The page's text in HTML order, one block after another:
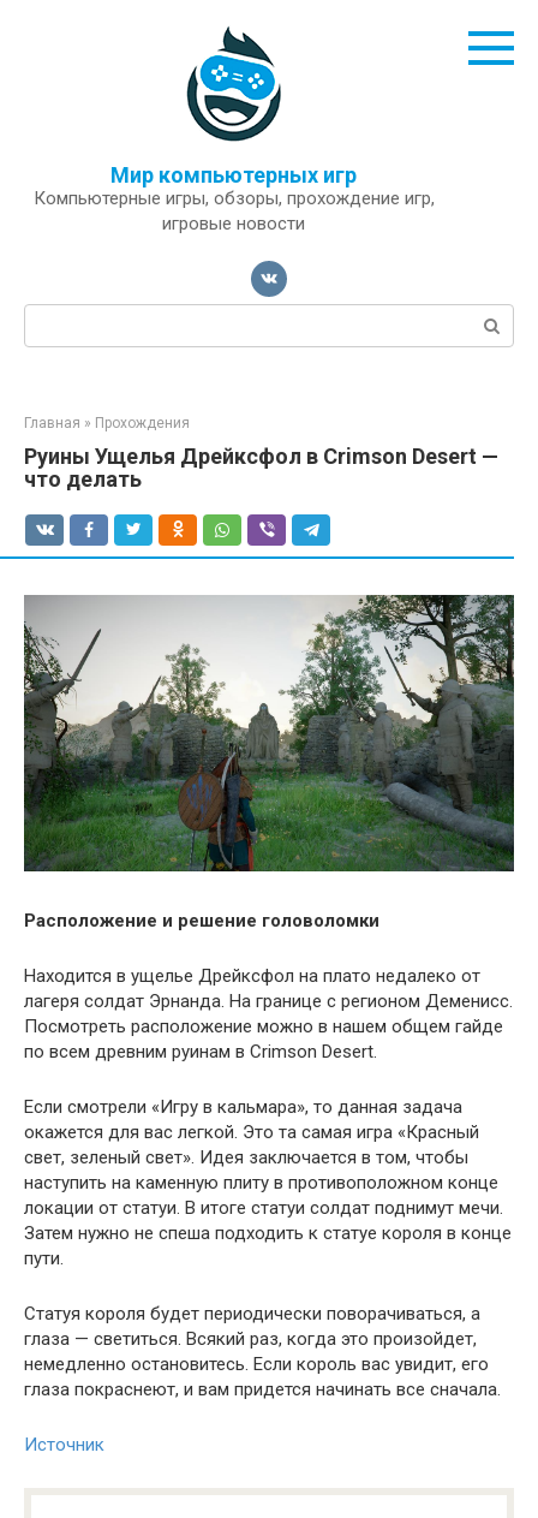
Мир компьютерных игр
Компьютерные игры, обзоры, прохождение игр,
игровые новости
Поиск:
Главная » Прохождения
Руины Ущелья Дрейксфол в Crimson Desert —
что делать
Расположение и решение головоломки
Находится в ущелье Дрейксфол на плато недалеко от
лагеря солдат Эрнанда. На границе с регионом Деменисс.
Посмотреть расположение можно в нашем общем гайде
по всем древним руинам в Crimson Desert.
Если смотрели «Игру в кальмара», то данная задача
окажется для вас легкой. Это та самая игра «Красный
свет, зеленый свет». Идея заключается в том, чтобы
наступить на каменную плиту в противоположном конце
локации от статуи. В итоге статуи солдат поднимут мечи.
Затем нужно не спеша подходить к статуе короля в конце
пути.
Статуя короля будет периодически поворачиваться, а
глаза — светиться. Всякий раз, когда это произойдет,
немедленно остановитесь. Если король вас увидит, его
глаза покраснеют, и вам придется начинать все сначала.
Источник